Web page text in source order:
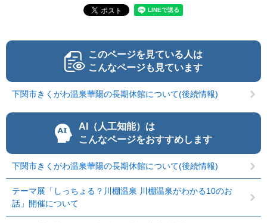
このページを見ている人は
こんなページも見ています
下関市きくがわ温泉華陽の長期休館について(後続情報)
AI（人工知能）は
こんなページをおすすめします
下関市きくがわ温泉華陽の長期休館について(後続情報)
テーマ展「しっちょる？川棚温泉 川棚温泉がわかる10のお
話」開催について